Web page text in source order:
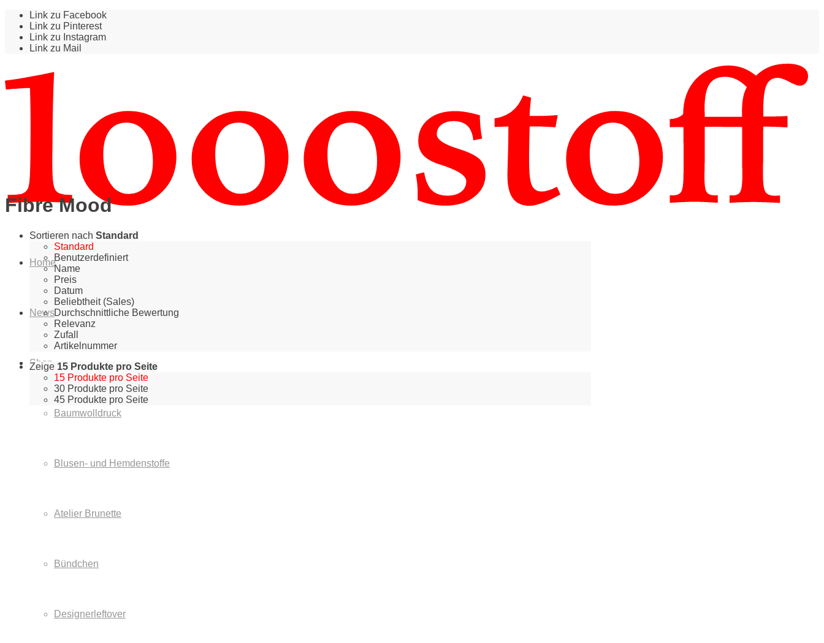
Link zu Facebook
Link zu Pinterest
Link zu Instagram
Link zu Mail
Home
News
Shop
Baumwolldruck
Blusen- und Hemdenstoffe
Atelier Brunette
Bündchen
Designerleftover
Fibre Mood
Sortieren nach Standard
Standard
Benutzerdefiniert
Name
Preis
Datum
Beliebtheit (Sales)
Durchschnittliche Bewertung
Relevanz
Zufall
Artikelnummer
Zeige 15 Produkte pro Seite
15 Produkte pro Seite
30 Produkte pro Seite
45 Produkte pro Seite